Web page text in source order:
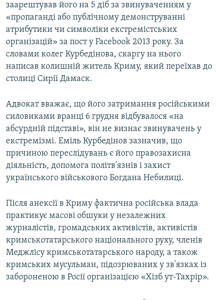
заарештував його на 5 діб за звинуваченням у
«пропаганді або публічному демонструванні
атрибутики чи символіки екстремістських
організацій» за пост у Facebook 2013 року. За
словами колег Курбедінова, скаргу на нього
написав колишній житель Криму, який переїхав до
столиці Сирії Дамаск.
Адвокат вважає, що його затримання російськими
силовиками вранці 6 грудня відбувалося «на
абсурдній підставі», він не визнає звинувачень у
екстремізмі. Еміль Курбедінов зазначив, що
причиною переслідувань є його правозахисна
діяльність, допомога політв'язнів і захист
українського військового Богдана Небилиці.
Після анексії в Криму фактична російська влада
практикує масові обшуки у незалежних
журналістів, громадських активістів, активістів
кримськотатарського національного руху, членів
Меджлісу кримськотатарського народу, а також
кримських мусульман, підозрюваних у зв'язках із
забороненою в Росії організацією «Хізб ут-Тахрір».